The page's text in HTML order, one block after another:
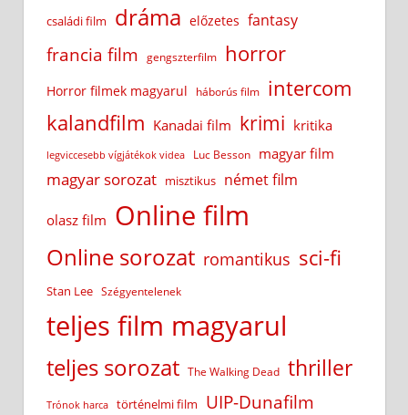
családi film dráma előzetes fantasy
francia film gengszterfilm horror
Horror filmek magyarul háborús film intercom
kalandfilm Kanadai film krimi kritika
legviccesebb vígjátékok videa Luc Besson magyar film
magyar sorozat misztikus német film
olasz film Online film
Online sorozat romantikus sci-fi
Stan Lee Szégyentelenek
teljes film magyarul
teljes sorozat The Walking Dead thriller
Trónok harca történelmi film UIP-Dunafilm